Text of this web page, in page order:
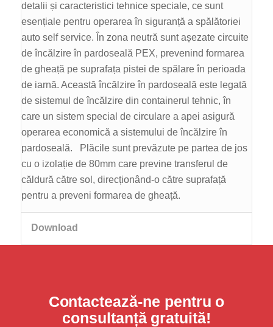
detalii și caracteristici tehnice speciale, ce sunt
esențiale pentru operarea în siguranță a spălătoriei
auto self service. În zona neutră sunt așezate circuite
de încălzire în pardoseală PEX, prevenind formarea
de gheață pe suprafața pistei de spălare în perioada
de iarnă. Această încălzire în pardoseală este legată
de sistemul de încălzire din containerul tehnic, în
care un sistem special de circulare a apei asigură
operarea economică a sistemului de încălzire în
pardoseală. Plăcile sunt prevăzute pe partea de jos
cu o izolație de 80mm care previne transferul de
căldură către sol, direcționând-o către suprafață
pentru a preveni formarea de gheață.
Download
Contactează-ne pentru o
consultanță gratuită!